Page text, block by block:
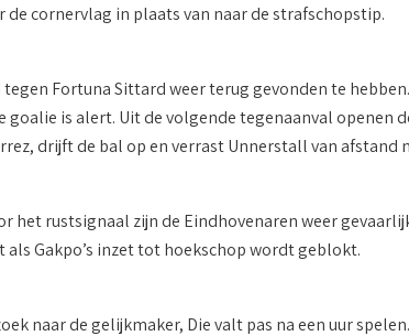
cornervlag in plaats van naar de strafschopstip.
Fortuna Sittard weer terug gevonden te
is alert. Uit de volgende tegenaanval openen
drijft de bal op en verrast Unnerstall van afstand
het rustsignaal zijn de Eindhovenaren weer
Gakpo’s inzet tot hoekschop wordt geblokt.
naar de gelijkmaker, Die valt pas na een uur